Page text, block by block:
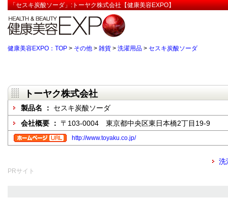
「セスキ炭酸ソーダ」:トーヤク株式会社【健康美容EXPO】
健康美容EXPO：TOP > その他 > 雑貨 > 洗濯用品 > セスキ炭酸ソーダ
トーヤク株式会社
製品名 ： セスキ炭酸ソーダ
会社概要 ： 〒103-0004 東京都中央区東日本橋2丁目19-9
http://www.toyaku.co.jp/
洗
PRサイト